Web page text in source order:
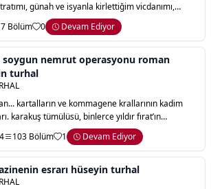
günah ve isyanla kirlettiğim vicdanımı,
dönen yüreğimi, eski ve modern hurafelerin
dönen aklımı, kendimi ara
7 Bölüm 0 Devam Ediyor
soygun nemrut operasyonu roman
turhal
kartalların ve kommagene krallarının kadim
karakuş tümülüsü, binlerce yıldır fırat’ın
kommagene krallığı’nın kayıp bir sırrını, efsanevi
saklıyord
103 Bölüm 1 Devam Ediyor
esrarı hüseyin turhal